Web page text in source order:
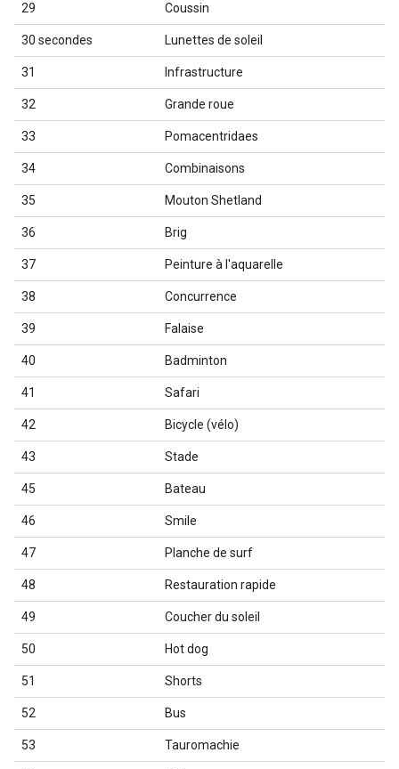
29 Coussin
30 secondes Lunettes de soleil
31 Infrastructure
32 Grande roue
33 Pomacentridaes
34 Combinaisons
35 Mouton Shetland
36 Brig
37 Peinture à l'aquarelle
38 Concurrence
39 Falaise
40 Badminton
41 Safari
42 Bicycle (vélo)
43 Stade
45 Bateau
46 Smile
47 Planche de surf
48 Restauration rapide
49 Coucher du soleil
50 Hot dog
51 Shorts
52 Bus
53 Tauromachie